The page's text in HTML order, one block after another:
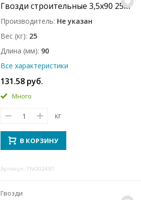
Гвозди строительные 3,5x90 25кг
Производитель Не указан
Вес (кг) 25
Длина (мм) 90
Все характеристики
131.58 руб.
Много
кг
В КОРЗИНУ
Артикул: TN002481
Гвозди